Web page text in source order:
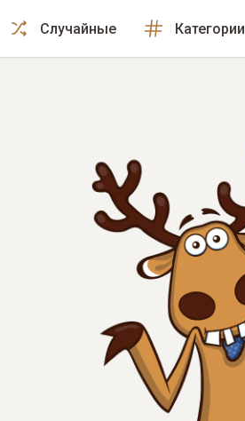
Случайные Категории